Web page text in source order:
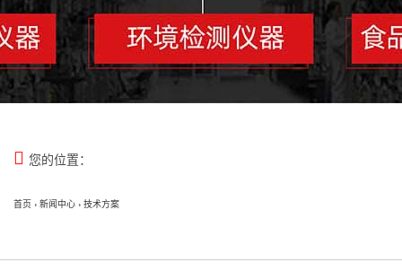
 您的位置：
首页 › 新闻中心 › 技术方案